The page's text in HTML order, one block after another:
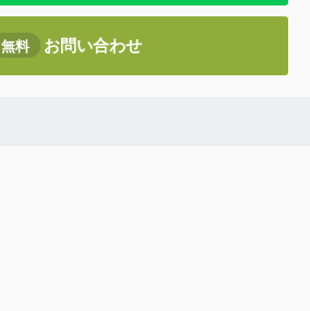
無料 お問い合わせ